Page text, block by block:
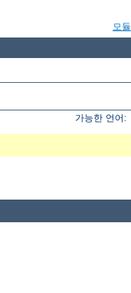
모듈
가능한 언어: